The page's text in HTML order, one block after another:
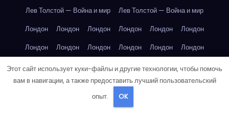
Лев Толстой — Война и мир
Лев Толстой — Война и мир
Лондон
Лондон Лондон Лондон Лондон
Лондон
Лондон
Лондон Лондон Лондон Лондон
Лондон
Лондон
Лондон Лондон Лондон Лондон
Лондон
Лондон
Лондон Лондон Лондон
Лос-Анджелес
Этот сайт использует куки-файлы и другие технологии, чтобы помочь
вам в навигации, а также предоставить лучший пользовательский
опыт.
OK